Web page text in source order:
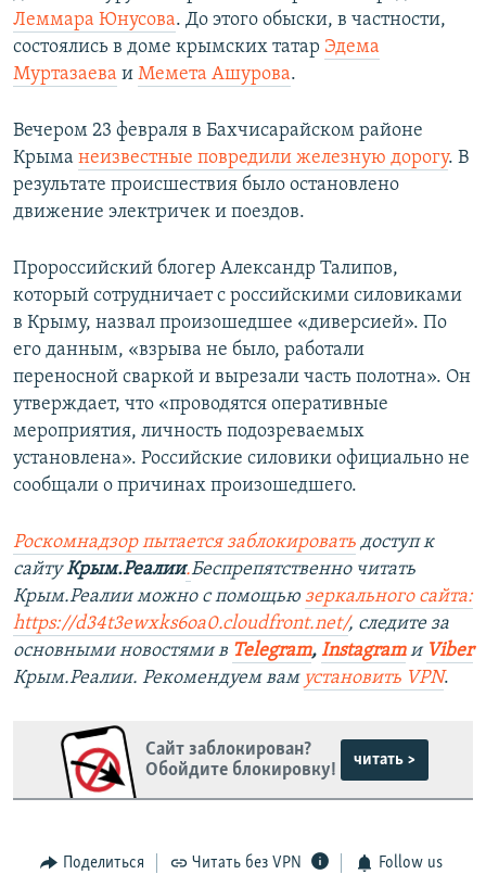
Леммара Юнусова. До этого обыски, в частности,
состоялись в доме крымских татар Эдема
Муртазаева и Мемета Ашурова.
Вечером 23 февраля в Бахчисарайском районе
Крыма неизвестные повредили железную дорогу. В
результате происшествия было остановлено
движение электричек и поездов.
Пророссийский блогер Александр Талипов,
который сотрудничает с российскими силовиками
в Крыму, назвал произошедшее «диверсией». По
его данным, «взрыва не было, работали
переносной сваркой и вырезали часть полотна». Он
утверждает, что «проводятся оперативные
мероприятия, личность подозреваемых
установлена». Российские силовики официально не
сообщали о причинах произошедшего.
Роскомнадзор пытается заблокировать доступ к
сайтуКрым.Реалии.Беспрепятственно читать
Крым.Реалии можно с помощью зеркального сайта:
https://d34t3ewxks6oa0.cloudfront.net/, следите за
основными новостями в Telegram, Instagramи Viber
Крым.Реалии. Рекомендуем вам установить VPN.
Сайт заблокирован?
Обойдите блокировку!
читать >
Поделиться Читать без VPN Follow us